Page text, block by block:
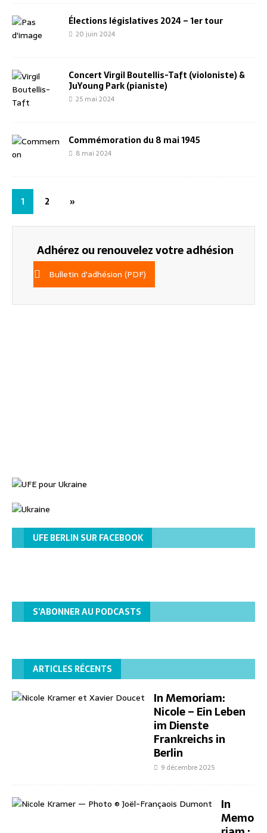
Élections législatives 2024 – 1er tour
20 juin 2024
Concert Virgil Boutellis-Taft (violoniste) &
JuYoung Park (pianiste)
25 mai 2024
Commémoration du 8 mai 1945
8 mai 2024
1 2 »
Adhérez ou renouvelez votre adhésion
Bulletin d'adhésion (PDF)
UFE BERLIN SUR FACEBOOK
S’ABONNER AU PODCASTS
ARTICLES RÉCENTS
In Memoriam:
Nicole – Ein Leben
im Dienste
Frankreichs in
Berlin
9 décembre 2025
In
Memo